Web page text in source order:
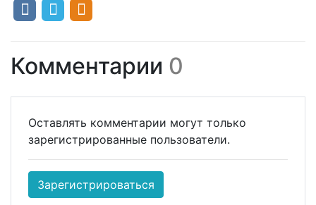
Комментарии 0
Оставлять комментарии могут только
зарегистрированные пользователи.
Зарегистрироваться